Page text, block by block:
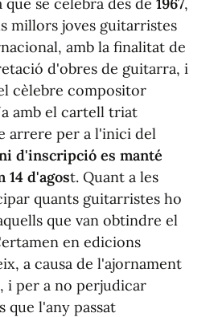
millors joves guitarristes
amb la finalitat de
d'obres de guitarra, i
cèlebre compositor
amb el cartell triat
arrere per a l'inici del
d'inscripció es manté
d'agost. Quant a les
quants guitarristes ho
que van obtindre el
en edicions
a causa de l'ajornament
i per a no perjudicar
que l'any passat